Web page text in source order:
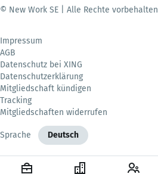
© New Work SE | Alle Rechte vorbehalten
Impressum
AGB
Datenschutz bei XING
Datenschutzerklärung
Mitgliedschaft kündigen
Tracking
Mitgliedschaften widerrufen
Sprache Deutsch